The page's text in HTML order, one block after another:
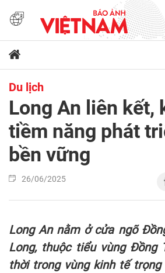
Du lịch
Long An liên kết,
tiềm năng phát
bền vững
26/06/2025
Long An nằm ở cửa ngõ
Long, thuộc tiểu vùng Đồng
thời trong vùng kinh tế